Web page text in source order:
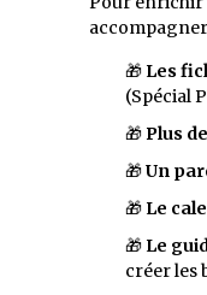
🎁 Les
(Spécial
🎁 Plus
🎁Un
🎁 Le
🎁 Le
créer les